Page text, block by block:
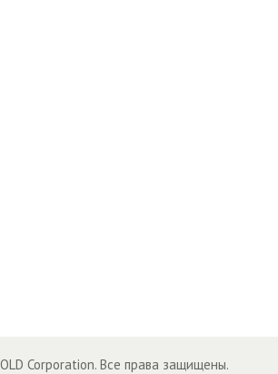
Corporation. Все права защищены.